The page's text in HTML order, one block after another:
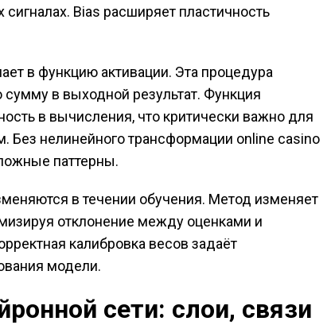
сигналах. Bias расширяет пластичность
в функцию активации. Эта процедура
в выходной результат. Функция
в вычисления, что критически важно для
нелинейного трансформации online casino
паттерны.
в течении обучения. Метод изменяет
отклонение между оценками и
калибровка весов задаёт
модели.
сети: слои, связи